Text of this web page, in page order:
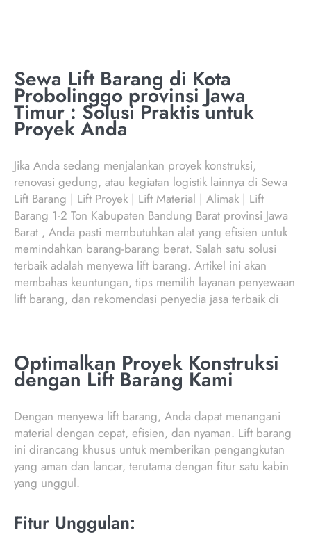
Sewa Lift Barang di Kota
Probolinggo provinsi Jawa
Timur : Solusi Praktis untuk
Proyek Anda
Jika Anda sedang menjalankan proyek konstruksi,
renovasi gedung, atau kegiatan logistik lainnya di Sewa
Lift Barang | Lift Proyek | Lift Material | Alimak | Lift
Barang 1-2 Ton Kabupaten Bandung Barat provinsi Jawa
Barat , Anda pasti membutuhkan alat yang efisien untuk
memindahkan barang-barang berat. Salah satu solusi
terbaik adalah menyewa lift barang. Artikel ini akan
membahas keuntungan, tips memilih layanan penyewaan
lift barang, dan rekomendasi penyedia jasa terbaik di
Optimalkan Proyek Konstruksi
dengan Lift Barang Kami
Dengan menyewa lift barang, Anda dapat menangani
material dengan cepat, efisien, dan nyaman. Lift barang
ini dirancang khusus untuk memberikan pengangkutan
yang aman dan lancar, terutama dengan fitur satu kabin
yang unggul.
Fitur Unggulan: